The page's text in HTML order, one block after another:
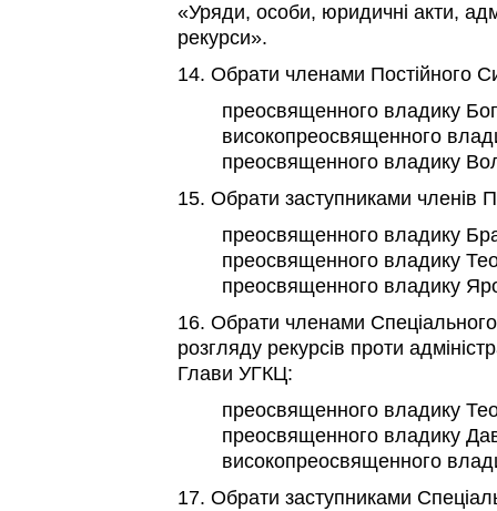
«Уряди, особи, юридичні акти,
рекурси».
14. Обрати членами Постійного
преосвященного владику
високопреосвященного
преосвященного владику
15. Обрати заступниками членів
преосвященного владику
преосвященного владику
преосвященного владику
16. Обрати членами
розгляду рекурсів проти
Глави УГКЦ:
преосвященного владику
преосвященного владику
високопреосвященного
17. Обрати заступниками